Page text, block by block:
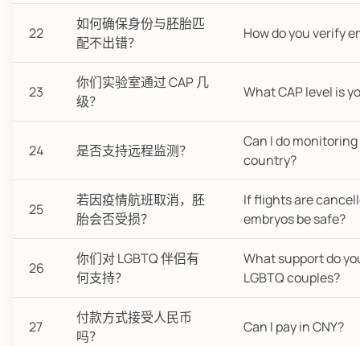
22
如何确保身份与胚胎匹
配不出错？
How do you verify
23
你们实验室通过 CAP 几
级？
What CAP level is
24 是否支持远程监测？
Can I do
country?
25
若因疫情航班取消，胚
胎会否受损？
If flights are
embryos be safe?
26
你们对 LGBTQ 伴侣有
何支持？
What support do
LGBTQ couples?
27
付款方式接受人民币
吗？
Can I pay in CNY?